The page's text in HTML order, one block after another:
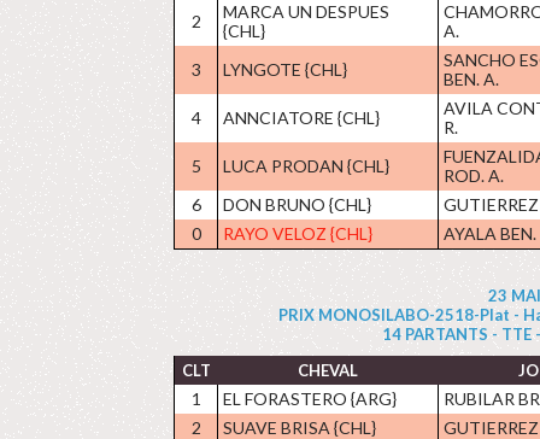
2
MARCA UN DESPUES
{CHL}
A.
3
LYNGOTE {CHL}
SANCHO
BEN. A.
4
ANNCIATORE {CHL}
AVILA
R.
5
LUCA PRODAN {CHL}
ROD. A.
6
DON BRUNO {CHL}
0
RAYO VELOZ {CHL} AYALA BEN.
23
PRIX MONOSILABO-2518-Plat -
14 PARTANTS -
CLT
CHEVAL
1 EL FORASTERO {ARG}
RUBILAR
2
SUAVE BRISA {CHL}